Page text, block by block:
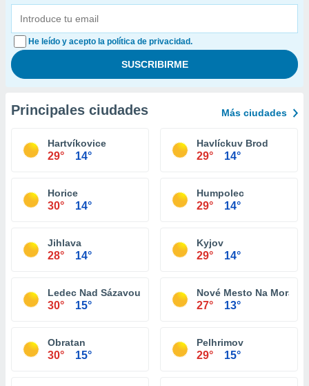
He leído y acepto la política de privacidad.
Principales ciudades Más ciudades
Hartvíkovice
29° 14°
Havlíckuv Brod
29° 14°
Horice
30° 14°
Humpolec
29° 14°
Jihlava
28° 14°
Kyjov
29° 14°
Ledec Nad Sázavou
30° 15°
Nové Mesto Na Morave
27° 13°
Obratan
30° 15°
Pelhrimov
29° 15°